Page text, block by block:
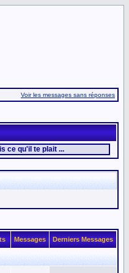
Voir les messages sans réponses
qu'il te plait ...
Messages Derniers Messages